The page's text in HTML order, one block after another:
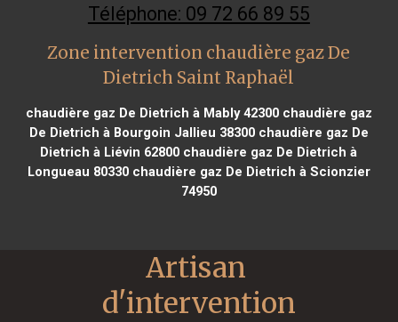
Téléphone: 09 72 66 89 55
Zone intervention chaudière gaz De
Dietrich Saint Raphaël
chaudière gaz De Dietrich à Mably 42300chaudière gaz
De Dietrich à Bourgoin Jallieu 38300chaudière gaz De
Dietrich à Liévin 62800 chaudière gaz De Dietrich à
Longueau 80330chaudière gaz De Dietrich à Scionzier
74950
Artisan
d'intervention